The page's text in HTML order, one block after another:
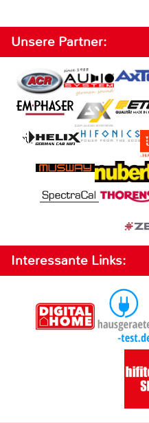
Unsere Partner:
Interessante Links: